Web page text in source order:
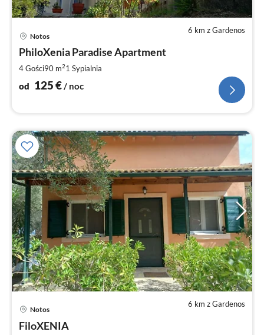
6 km z Gardenos
Notos
PhiloXenia Paradise Apartment
4 Gości90 m21 Sypialnia
od 125€/ noc
6 km z Gardenos
Notos
FiloXENIA